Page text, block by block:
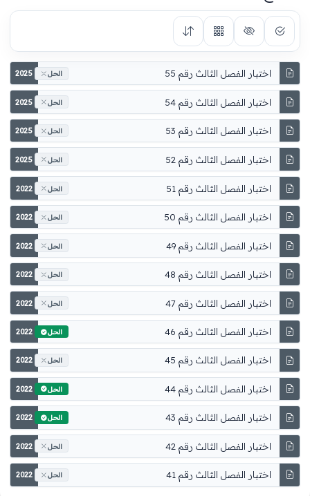
اختبار الفصل الثالث رقم 55 2025 الحل
اختبار الفصل الثالث رقم 54 2025 الحل
اختبار الفصل الثالث رقم 53 2025 الحل
اختبار الفصل الثالث رقم 52 2025 الحل
اختبار الفصل الثالث رقم 51 2022 الحل
اختبار الفصل الثالث رقم 50 2022 الحل
اختبار الفصل الثالث رقم 49 2022 الحل
اختبار الفصل الثالث رقم 48 2022 الحل
اختبار الفصل الثالث رقم 47 2022 الحل
اختبار الفصل الثالث رقم 46 2022 الحل
اختبار الفصل الثالث رقم 45 2022 الحل
اختبار الفصل الثالث رقم 44 2022 الحل
اختبار الفصل الثالث رقم 43 2022 الحل
اختبار الفصل الثالث رقم 42 2022 الحل
اختبار الفصل الثالث رقم 41 2022 الحل